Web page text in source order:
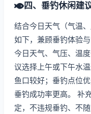
四、垂钓休闲建
结合今日天气（气温
如下，兼顾垂钓体验与
今日天气、气压、温
议选择上午或下午水
鱼口较好；垂钓点位
垂钓成功率更高。 补
定，不违规垂钓、不